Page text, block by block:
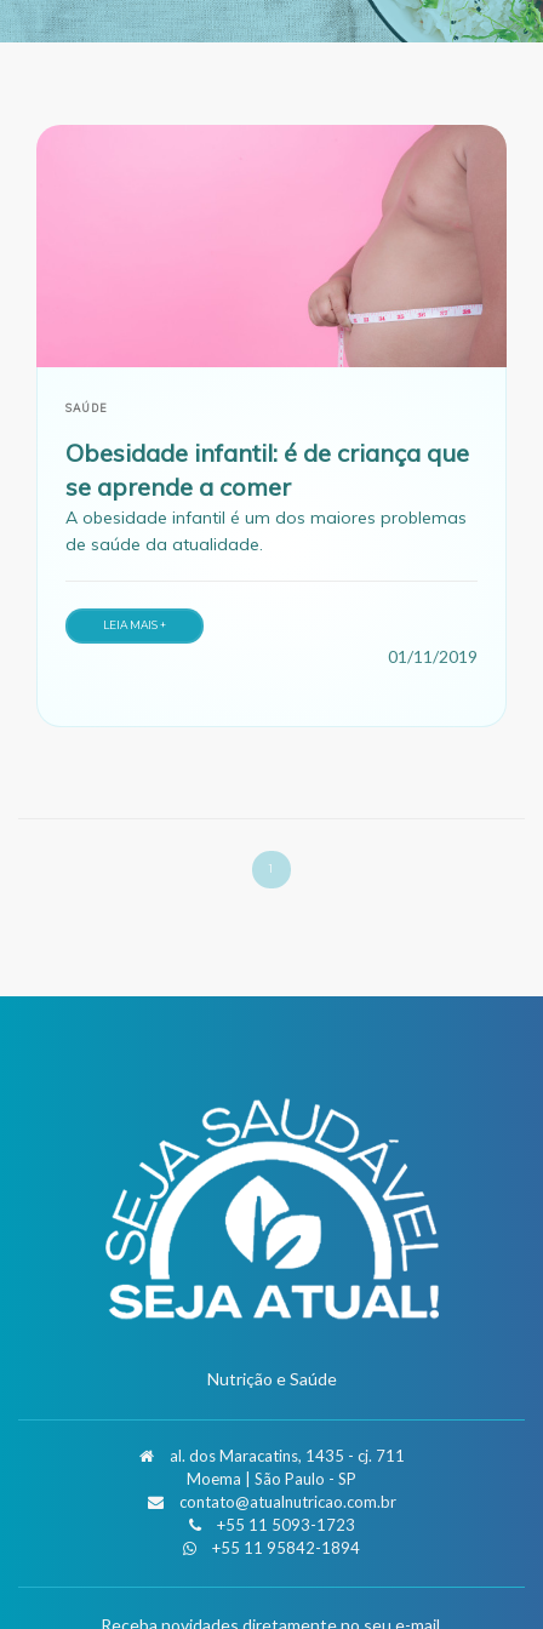
SAÚDE
Obesidade infantil: é de criança que
se aprende a comer
A obesidade infantil é um dos maiores problemas
de saúde da atualidade.
LEIA MAIS +
01/11/2019
1
Nutrição e Saúde
al. dos Maracatins, 1435 - cj. 711
Moema | São Paulo - SP
contato@atualnutricao.com.br
+55 11 5093-1723
+55 11 95842-1894
Receba novidades diretamente no seu e-mail.